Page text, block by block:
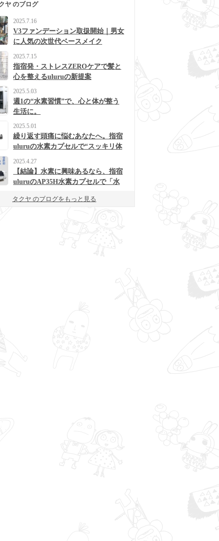
ヤ のブログ
2025.7.16
V3ファンデーション取扱開始｜男女
に人気の次世代ベースメイク
2025.7.15
指宿発・ストレスZEROケアで髪と
心を整えるuluruの新提案
2025.5.03
週1の“水素習慣”で、心と体が整う
生活に。
2025.5.01
繰り返す頭痛に悩むあなたへ。指宿
uluruの水素カプセルで“スッキリ体
2025.4.27
【結論】水素に興味あるなら、指宿
uluruのAP35H水素カプセルで「水
タクヤ のブログをもっと見る